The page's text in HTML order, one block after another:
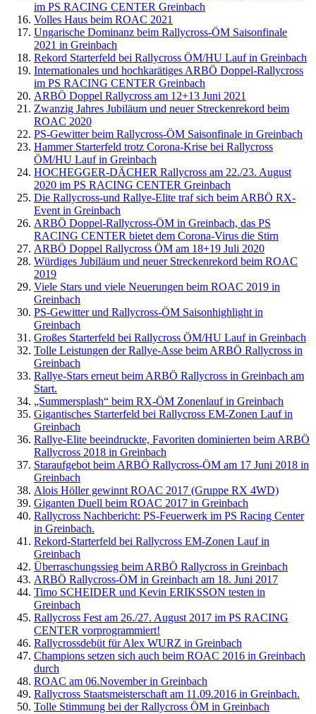
im PS RACING CENTER Greinbach
Volles Haus beim ROAC 2021
Ungarische Dominanz beim Rallycross-ÖM Saisonfinale
2021 in Greinbach
Rekord Starterfeld bei Rallycross ÖM/HU Lauf in Greinbach
Internationales und hochkarätiges ARBÖ Doppel-Rallycross
im PS RACING CENTER Greinbach
ARBÖ Doppel Rallycross am 12+13 Juni 2021
Zwanzig Jahres Jubiläum und neuer Streckenrekord beim
ROAC 2020
PS-Gewitter beim Rallycross-ÖM Saisonfinale in Greinbach
Hammer Starterfeld trotz Corona-Krise bei Rallycross
ÖM/HU Lauf in Greinbach
HOCHEGGER-DÄCHER Rallycross am 22./23. August
2020 im PS RACING CENTER Greinbach
Die Rallycross-und Rallye-Elite traf sich beim ARBÖ RX-
Event in Greinbach
ARBÖ Doppel-Rallycross-ÖM in Greinbach, das PS
RACING CENTER bietet dem Corona-Virus die Stirn
ARBÖ Doppel Rallycross ÖM am 18+19 Juli 2020
Würdiges Jubiläum und neuer Streckenrekord beim ROAC
2019
Viele Stars und viele Neuerungen beim ROAC 2019 in
Greinbach
PS-Gewitter und Rallycross-ÖM Saisonhighlight in
Greinbach
Großes Starterfeld bei Rallycross ÖM/HU Lauf in Greinbach
Tolle Leistungen der Rallye-Asse beim ARBÖ Rallycross in
Greinbach
Rallye-Stars erneut beim ARBÖ Rallycross in Greinbach am
Start.
„Summersplash“ beim RX-ÖM Zonenlauf in Greinbach
Gigantisches Starterfeld bei Rallycross EM-Zonen Lauf in
Greinbach
Rallye-Elite beeindruckte, Favoriten dominierten beim ARBÖ
Rallycross 2018 in Greinbach
Staraufgebot beim ARBÖ Rallycross-ÖM am 17 Juni 2018 in
Greinbach
Alois Höller gewinnt ROAC 2017 (Gruppe RX 4WD)
Giganten Duell beim ROAC 2017 in Greinbach
Rallycross Nachbericht: PS-Feuerwerk im PS Racing Center
in Greinbach.
Rekord-Starterfeld bei Rallycross EM-Zonen Lauf in
Greinbach
Überraschungssieg beim ARBÖ Rallycross in Greinbach
ARBÖ Rallycross-ÖM in Greinbach am 18. Juni 2017
Timo SCHEIDER und Kevin ERIKSSON testen in
Greinbach
Rallycross Fest am 26./27. August 2017 im PS RACING
CENTER vorprogrammiert!
Rallycrossdebüt für Alex WURZ in Greinbach
Champions setzen sich auch beim ROAC 2016 in Greinbach
durch
ROAC am 06.November in Greinbach
Rallycross Staatsmeisterschaft am 11.09.2016 in Greinbach.
Tolle Stimmung bei der Rallycross ÖM in Greinbach